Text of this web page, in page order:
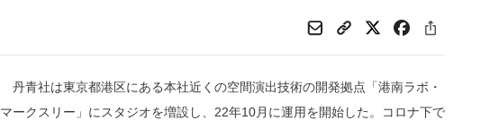
丹青社は東京都港区にある本社近くの空間演出技術の開発拠点「港南ラボ・
マークスリー」にスタジオを増設し、22年10月に運用を開始した。コロナ下で